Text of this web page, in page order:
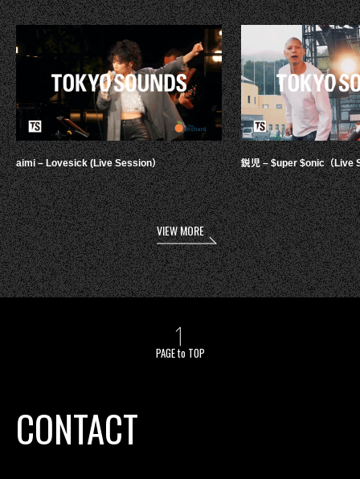
aimi – Lovesick (Live Session） 鋭児 – $uper $onic（Live
VIEW MORE
PAGE to TOP
CONTACT